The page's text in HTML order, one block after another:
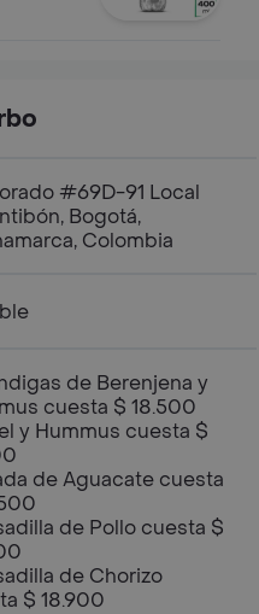
#69D-91 Local
Bogotá,
Colombia
de Berenjena y
cuesta $ 18.500
y Hummus cuesta $
de Aguacate cuesta
de Pollo cuesta $
de Chorizo
$ 18.900